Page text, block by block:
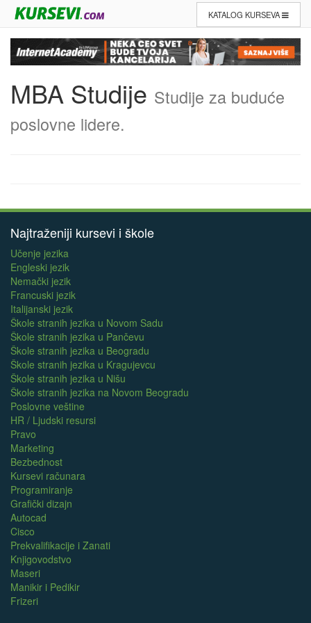
KATALOG KURSEVA
MBA Studije Studije za buduće
poslovne lidere.
Najtraženiji kursevi i škole
Učenje jezika
Engleski jezik
Nemački jezik
Francuski jezik
Italijanski jezik
Škole stranih jezika u Novom Sadu
Škole stranih jezika u Pančevu
Škole stranih jezika u Beogradu
Škole stranih jezika u Kragujevcu
Škole stranih jezika u Nišu
Škole stranih jezika na Novom Beogradu
Poslovne veštine
HR / Ljudski resursi
Pravo
Marketing
Bezbednost
Kursevi računara
Programiranje
Grafički dizajn
Autocad
Cisco
Prekvalifikacije i Zanati
Knjigovodstvo
Maseri
Manikir i Pedikir
Frizeri